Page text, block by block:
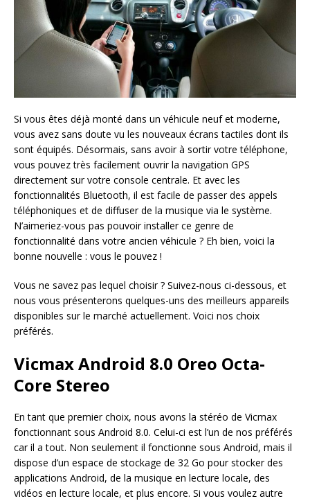
Si vous êtes déjà monté dans un véhicule neuf et moderne,
vous avez sans doute vu les nouveaux écrans tactiles dont ils
sont équipés. Désormais, sans avoir à sortir votre téléphone,
vous pouvez très facilement ouvrir la navigation GPS
directement sur votre console centrale. Et avec les
fonctionnalités Bluetooth, il est facile de passer des appels
téléphoniques et de diffuser de la musique via le système.
N’aimeriez-vous pas pouvoir installer ce genre de
fonctionnalité dans votre ancien véhicule ? Eh bien, voici la
bonne nouvelle : vous le pouvez !
Vous ne savez pas lequel choisir ? Suivez-nous ci-dessous, et
nous vous présenterons quelques-uns des meilleurs appareils
disponibles sur le marché actuellement. Voici nos choix
préférés.
Vicmax Android 8.0 Oreo Octa-
Core Stereo
En tant que premier choix, nous avons la stéréo de Vicmax
fonctionnant sous Android 8.0. Celui-ci est l’un de nos préférés
car il a tout. Non seulement il fonctionne sous Android, mais il
dispose d’un espace de stockage de 32 Go pour stocker des
applications Android, de la musique en lecture locale, des
vidéos en lecture locale, et plus encore. Si vous voulez autre